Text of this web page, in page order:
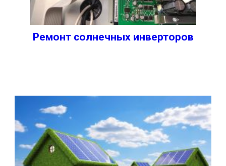
Ремонт солнечных инверторов